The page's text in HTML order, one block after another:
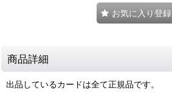
お気に入り登録
商品詳細
出品しているカードは全て正規品です。